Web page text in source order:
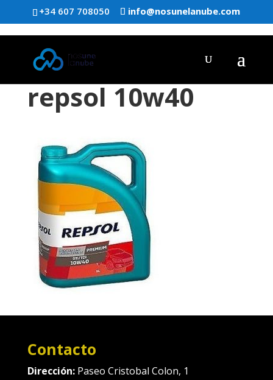
+34 607 708050 info@nosunelanube.com
repsol 10w40
Contacto
Dirección: Paseo Cristobal Colon, 1